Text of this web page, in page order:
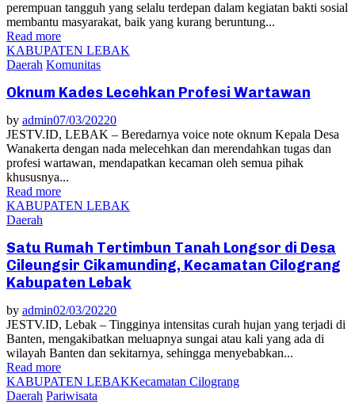
perempuan tangguh yang selalu terdepan dalam kegiatan bakti sosial
membantu masyarakat, baik yang kurang beruntung...
Read more
KABUPATEN LEBAK
Daerah Komunitas
Oknum Kades Lecehkan Profesi Wartawan
by admin07/03/20220
JESTV.ID, LEBAK – Beredarnya voice note oknum Kepala Desa
Wanakerta dengan nada melecehkan dan merendahkan tugas dan
profesi wartawan, mendapatkan kecaman oleh semua pihak
khususnya...
Read more
KABUPATEN LEBAK
Daerah
Satu Rumah Tertimbun Tanah Longsor di Desa
Cileungsir Cikamunding, Kecamatan Cilograng
Kabupaten Lebak
by admin02/03/20220
JESTV.ID, Lebak – Tingginya intensitas curah hujan yang terjadi di
Banten, mengakibatkan meluapnya sungai atau kali yang ada di
wilayah Banten dan sekitarnya, sehingga menyebabkan...
Read more
KABUPATEN LEBAKKecamatan Cilograng
Daerah Pariwisata